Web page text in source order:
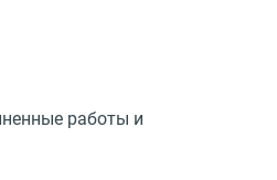
работы и